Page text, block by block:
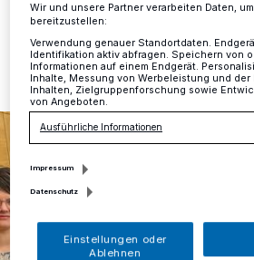
Wir und unsere Partner verarbeiten Daten,
bereitzustellen:
Verwendung genauer Standortdaten.
Identifikation aktiv abfragen. Speichern von
Informationen auf einem Endgerät.
Inhalte, Messung von Werbeleistung und der
Inhalten, Zielgruppenforschung sowie
von Angeboten.
Ausführliche Informationen
Impressum
Datenschutz
Einstellungen oder
Ablehnen